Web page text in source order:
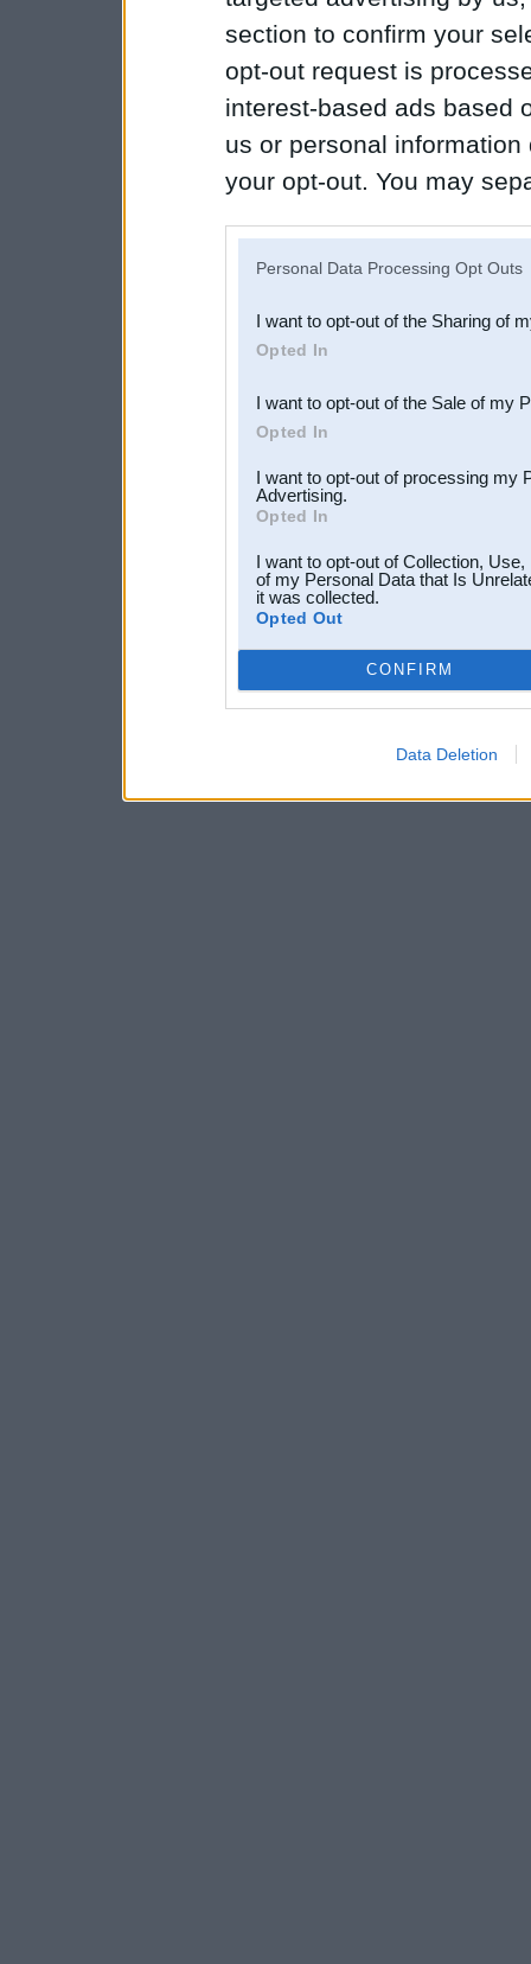
section to confirm your
opt-out request is
interest-based ads based
us or personal
your opt-out. You may
Downstream Participants
third parties.
Personal Data Processing Opt Outs
I want to opt-out of the Sharing of
Opted In
I want to opt-out of the Sale of my
Opted In
I want to opt-out of processing my
Advertising.
Opted In
I want to opt-out of Collection,
of my Personal Data that Is
it was collected.
Opted Out
CONFIRM
Data Deletion